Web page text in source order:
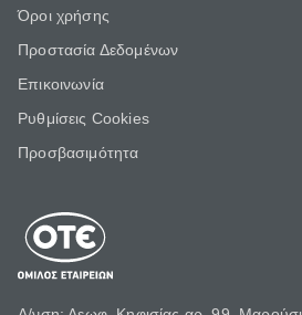
Όροι χρήσης
Προστασία Δεδομένων
Επικοινωνία
Ρυθμίσεις Cookies
Προσβασιμότητα